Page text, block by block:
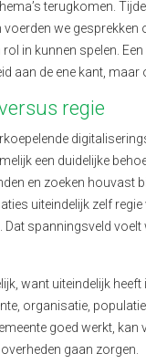
terugkomen.
voerden we
rol in kunnen spelen.
aan de ene kant,
regie
een duidelijke
en zoeken houvast
uiteindelijk zelf
Dat spanningsveld
want uiteindelijk
organisatie,
goed werkt,
gaan zorgen.